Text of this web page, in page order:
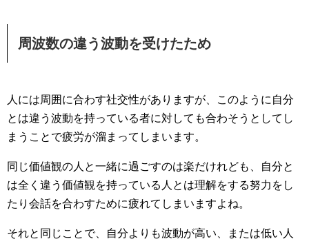
周波数の違う波動を受けたため
人には周囲に合わす社交性がありますが、このように自分
とは違う波動を持っている者に対しても合わそうとしてし
まうことで疲労が溜まってしまいます。
同じ価値観の人と一緒に過ごすのは楽だけれども、自分と
は全く違う価値観を持っている人とは理解をする努力をし
たり会話を合わすために疲れてしまいますよね。
それと同じことで、自分よりも波動が高い、または低い人